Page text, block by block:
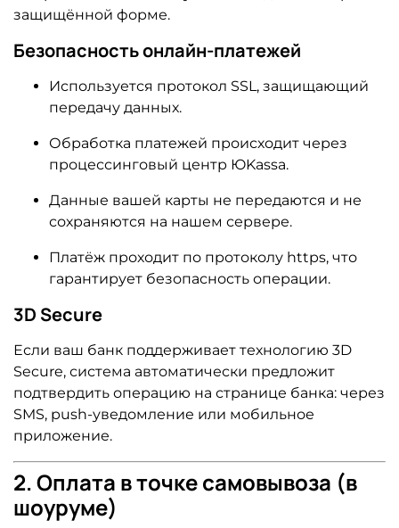
защищённой форме.
Безопасность онлайн-платежей
Используется протокол SSL, защищающий
передачу данных.
Обработка платежей происходит через
процессинговый центр ЮKassa.
Данные вашей карты не передаются и не
сохраняются на нашем сервере.
Платёж проходит по протоколу https, что
гарантирует безопасность операции.
3D Secure
Если ваш банк поддерживает технологию 3D
Secure, система автоматически предложит
подтвердить операцию на странице банка: через
SMS, push-уведомление или мобильное
приложение.
2. Оплата в точке самовывоза (в
шоуруме)